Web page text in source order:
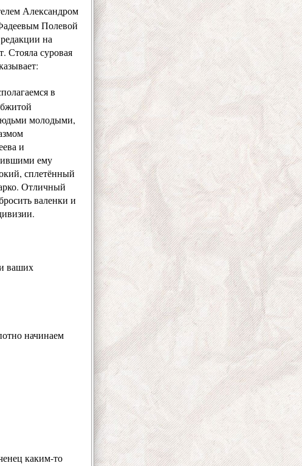
Александром
Полевой
на
. Стояла суровая
в
молодыми,
и
ему
сплетённый
Отличный
валенки и
ваших
начинаем
каким-то